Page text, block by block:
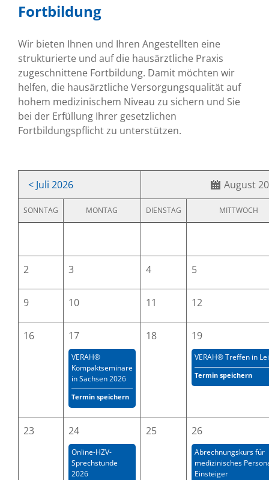
Fortbildung
Wir bieten Ihnen und Ihren Angestellten eine
strukturierte und auf die hausärztliche Praxis
zugeschnittene Fortbildung. Damit möchten wir
helfen, die hausärztliche Versorgungsqualität auf
hohem medizinischem Niveau zu sichern und Sie
bei der Erfüllung Ihrer gesetzlichen
Fortbildungspflicht zu unterstützen.
< Juli 2026 August
SONNTAG MONTAG DIENSTAG MITTWOCH
2 3 4 5
9 10 11 12
16 17
VERAH®
Kompaktseminare
in Sachsen 2026
Termin speichern
18 19
VERAH® Treffen in
Termin speichern
23 24
Online-HZV-
Sprechstunde
2026
25 26
Abrechnungskurs für
medizinisches
Einsteiger